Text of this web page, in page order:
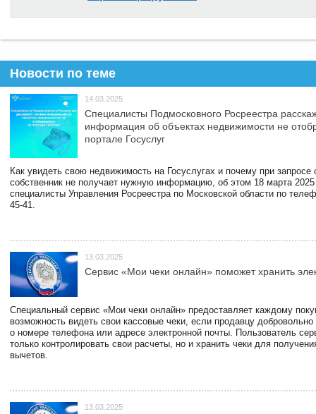
Новости по теме
14.03.2025
Специалисты Подмосковного Росреестра
информация об объектах недвижимости не
портале Госуслуг
Как увидеть свою недвижимость на Госуслугах и почему при запросе
собственник не получает нужную информацию, об этом 18 марта 2025
специалисты Управления Росреестра по Московской области по
45-41.
13.03.2025
Сервис «Мои чеки онлайн» поможет хранить
Специальный сервис «Мои чеки онлайн» предоставляет каждому
возможность видеть свои кассовые чеки, если продавцу
о номере телефона или адресе электронной почты. Пользователь
только контролировать свои расчеты, но и хранить чеки для
вычетов.
13.03.2025